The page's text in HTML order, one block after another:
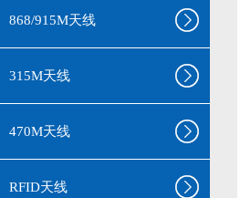
868/915M天线
315M天线
470M天线
RFID天线